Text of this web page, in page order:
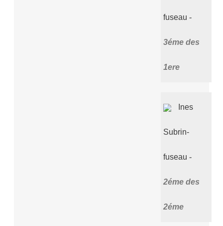
fuseau
3éme des
1ere
Ines
Subrin-
fuseau
2éme des
2éme